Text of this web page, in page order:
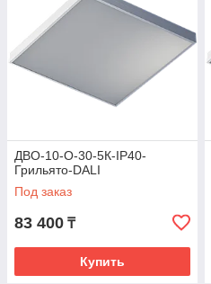
ДВО-10-О-30-5К-IP40-
Грильято-DALI
Под заказ
83 400 ₸
Купить